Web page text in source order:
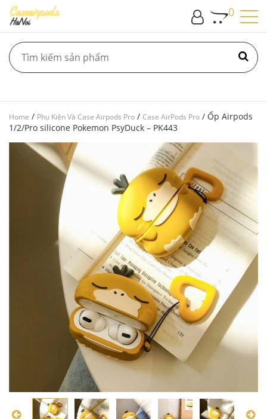
0
Home / Phụ Kiện Và Case Airpods Pro / Case AirPods Pro / Ốp Airpods
1/2/Pro silicone Pokemon PsyDuck – PK443